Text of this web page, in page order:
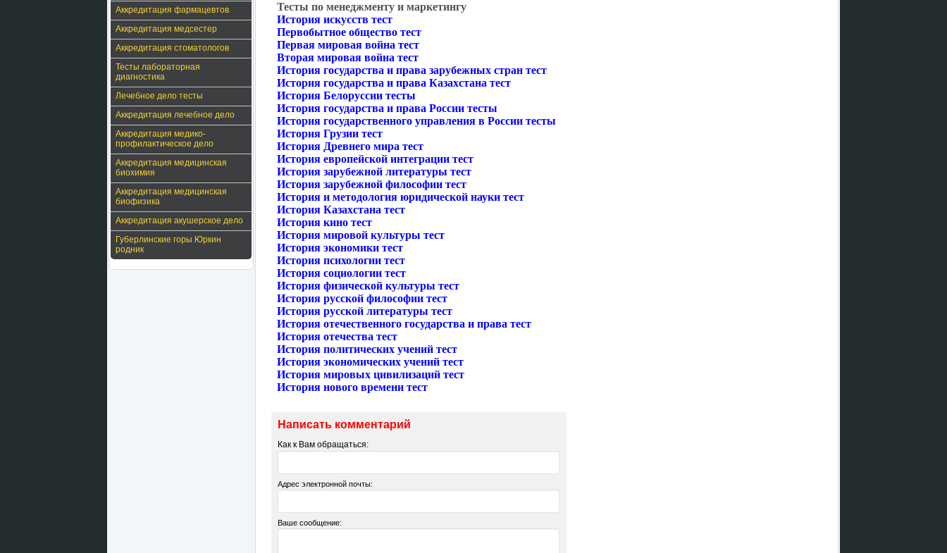
Аккредитация фармацевтов
Аккредитация медсестер
Аккредитация стоматологов
Тесты лабораторная
диагностика
Лечебное дело тесты
Аккредитация лечебное дело
Аккредитация медико-
профилактическое дело
Аккредитация медицинская
биохимия
Аккредитация медицинская
биофизика
Аккредитация акушерское дело
Губерлинские горы Юркин
родник
Тесты по менеджменту и маркетингу
История искусств тест
Первобытное общество тест
Первая мировая война тест
Вторая мировая война тест
История государства и права зарубежных стран тест
История государства и права Казахстана тест
История Белоруссии тесты
История государства и права России тесты
История государственного управления в России тесты
История Грузии тест
История Древнего мира тест
История европейской интеграции тест
История зарубежной литературы тест
История зарубежной философии тест
История и методология юридической науки тест
История Казахстана тест
История кино тест
История мировой культуры тест
История экономики тест
История психологии тест
История социологии тест
История физической культуры тест
История русской философии тест
История русской литературы тест
История отечественного государства и права тест
История отечества тест
История политических учений тест
История экономических учений тест
История мировых цивилизаций тест
История нового времени тест
Написать комментарий
Как к Вам обращаться:
Адрес электронной почты:
Ваше сообщение: